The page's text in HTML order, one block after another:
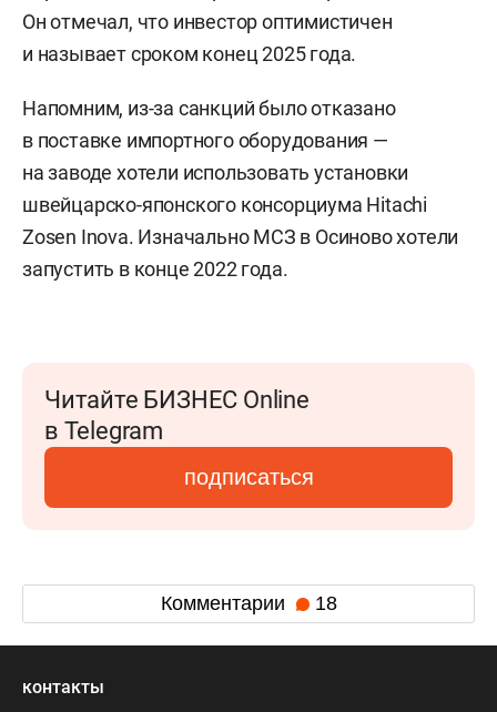
Он отмечал, что инвестор оптимистичен
и называет сроком конец 2025 года.
Напомним, из-за санкций было отказано
в поставке импортного оборудования —
на заводе хотели использовать установки
швейцарско-японского консорциума Hitachi
Zosen Inova. Изначально МСЗ в Осиново хотели
запустить в конце 2022 года.
Читайте БИЗНЕС Online
в Telegram
подписаться
Комментарии 18
контакты